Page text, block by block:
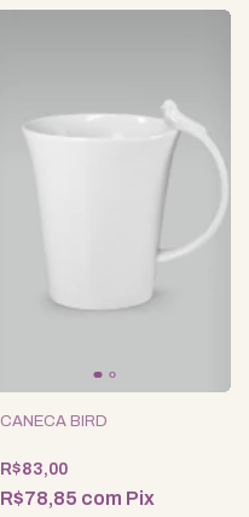
CANECA BIRD
R$83,00
R$78,85 com Pix